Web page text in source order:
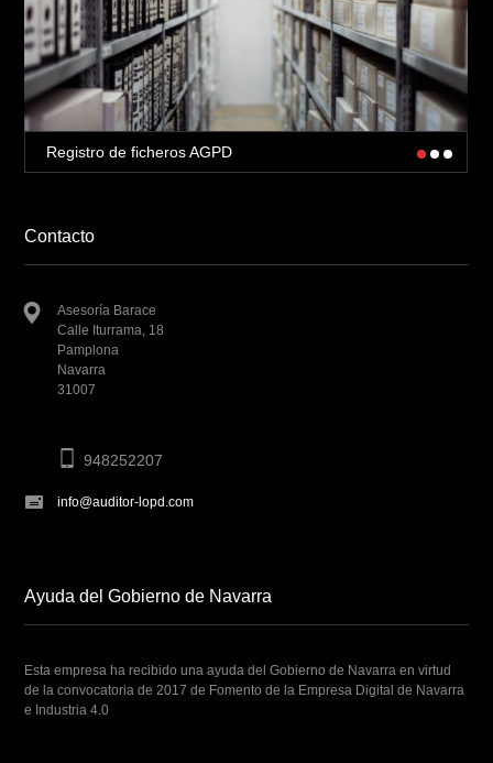
Registro de ficheros AGPD
Contacto
Asesoría Barace
Calle Iturrama, 18
Pamplona
Navarra
31007
948252207
info@auditor-lopd.com
Ayuda del Gobierno de Navarra
Esta empresa ha recibido una ayuda del Gobierno de Navarra en virtud
de la convocatoria de 2017 de Fomento de la Empresa Digital de Navarra
e Industria 4.0